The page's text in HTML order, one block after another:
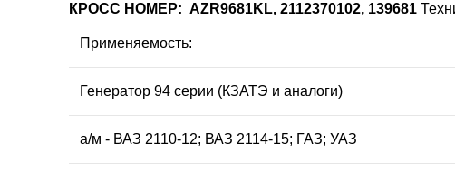
КРОСС НОМЕР: AZR9681KL, 2112370102, 139681
Применяемость:
Генератор 94 серии (КЗАТЭ и аналоги)
а/м - ВАЗ 2110-12; ВАЗ 2114-15; ГАЗ; УАЗ